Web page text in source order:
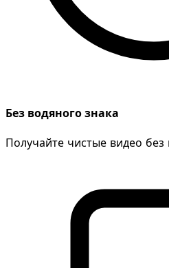
Без водяного знака
Получайте чистые видео без